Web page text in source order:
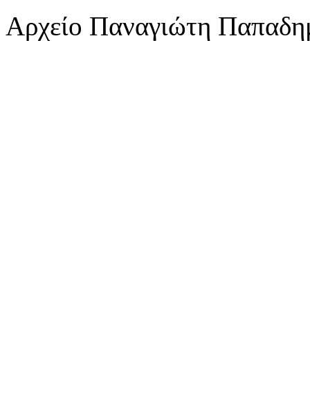
Αρχείο Παναγιώτη